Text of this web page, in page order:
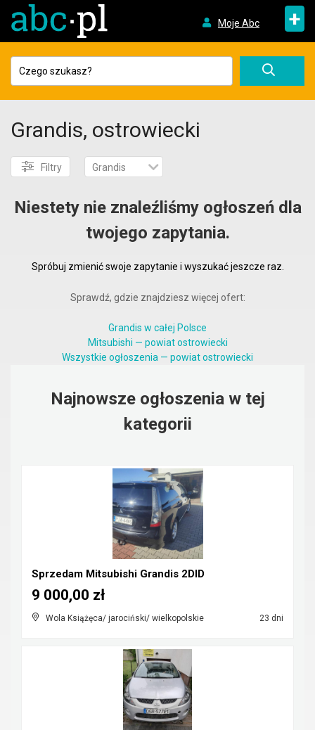
Moje Abc +
Grandis, ostrowiecki
Filtry Grandis
Niestety nie znaleźliśmy ogłoszeń dla
twojego zapytania.
Spróbuj zmienić swoje zapytanie i wyszukać jeszcze raz.
Sprawdź, gdzie znajdziesz więcej ofert:
Grandis w całej Polsce
Mitsubishi — powiat ostrowiecki
Wszystkie ogłoszenia — powiat ostrowiecki
Najnowsze ogłoszenia w tej
kategorii
Sprzedam Mitsubishi Grandis 2DID
Wola Książęca/ jarociński/ wielkopolskie 23 dni
9 000,00 zł